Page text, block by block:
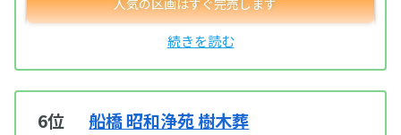
6位 船橋 昭和浄苑 樹木葬